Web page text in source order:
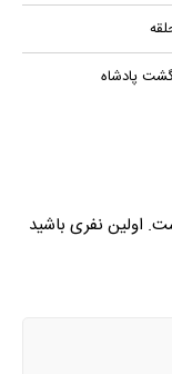
پادشاه
اولین نفری باشید